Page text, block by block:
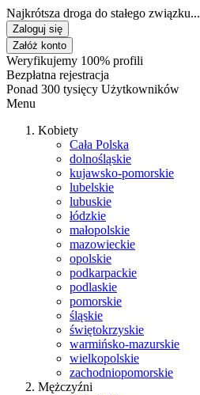
Najkrótsza droga do stałego związku...
Zaloguj się
Załóż konto
Weryfikujemy 100% profili
Bezpłatna rejestracja
Ponad 300 tysięcy Użytkowników
Menu
Kobiety
Cała Polska
dolnośląskie
kujawsko-pomorskie
lubelskie
lubuskie
łódzkie
małopolskie
mazowieckie
opolskie
podkarpackie
podlaskie
pomorskie
śląskie
świętokrzyskie
warmińsko-mazurskie
wielkopolskie
zachodniopomorskie
Mężczyźni